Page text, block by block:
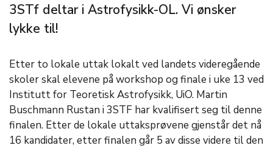
3STf deltar i Astrofysikk-OL. Vi ønsker
lykke til!
Etter to lokale uttak lokalt ved landets videregående
skoler skal elevene på workshop og finale i uke 13 ved
Institutt for Teoretisk Astrofysikk, UiO. Martin
Buschmann Rustan i 3STF har kvalifisert seg til denne
finalen. Etter de lokale uttaksprøvene gjenstår det nå
16 kandidater, etter finalen går 5 av disse videre til den